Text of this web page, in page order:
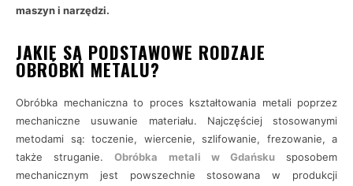
maszyn i narzędzi.
JAKIE SĄ PODSTAWOWE RODZAJE
OBRÓBKI METALU?
Obróbka mechaniczna to proces kształtowania metali poprzez
mechaniczne usuwanie materiału. Najczęściej stosowanymi
metodami są: toczenie, wiercenie, szlifowanie, frezowanie, a
także struganie.Obróbka metali w Gdańskusposobem
mechanicznym jest powszechnie stosowana w produkcji